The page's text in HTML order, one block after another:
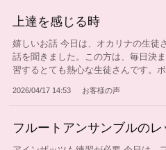
上達を感じる時
嬉しいお話 今日は、オカリナの生徒
話を聞きました。この方は、毎日決
習するとても熱心な生徒さんです。
2026/04/17 14:53 お客様の声
フルートアンサンブルのレ